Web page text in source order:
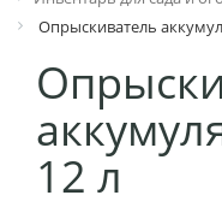
Опрыскиватель
12 л